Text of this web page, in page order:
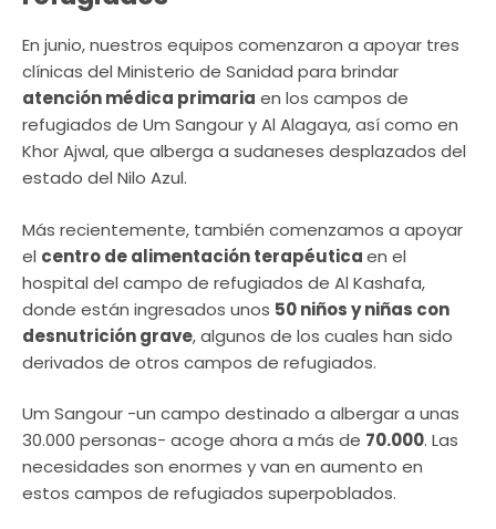
En junio, nuestros equipos comenzaron a apoyar tres
clínicas del Ministerio de Sanidad para brindar
atención médica primaria en los campos de
refugiados de Um Sangour y Al Alagaya, así como en
Khor Ajwal, que alberga a sudaneses desplazados del
estado del Nilo Azul.
Más recientemente, también comenzamos a apoyar
el centro de alimentación terapéuticaen el
hospital del campo de refugiados de Al Kashafa,
donde están ingresados unos 50 niños y niñas con
desnutrición grave, algunos de los cuales han sido
derivados de otros campos de refugiados.
Um Sangour -un campo destinado a albergar a unas
30.000 personas- acoge ahora a más de 70.000. Las
necesidades son enormes y van en aumento en
estos campos de refugiados superpoblados.